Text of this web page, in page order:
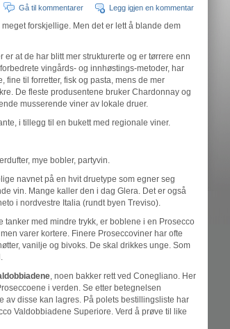
Legg igjen en kommentar
Gå til kommentarer
forskjellige. Men det er lett å blande dem
at de har blitt mer strukturerte og er tørrere enn
vingårds- og innhøstings-metoder, har
fine til forretter, fisk og pasta, mens de mer
De fleste produsentene bruker Chardonnay og
musserende viner av lokale druer.
i tillegg til en bukett med regionale viner.
mye bobler, partyvin.
navnet på en hvit druetype som egner seg
vin. Mange kaller den i dag Glera. Det er også
i nordvestre Italia (rundt byen Treviso).
tanker med mindre trykk, er boblene i en Prosecco
varer kortere. Finere Proseccoviner har ofte
vanilje og bivoks. De skal drikkes unge. Som
, noen bakker rett ved Conegliano. Her
i verden. Se etter betegnelsen
av disse kan lagres. På polets bestillingsliste har
Valdobbiadene Superiore. Verd å prøve til like